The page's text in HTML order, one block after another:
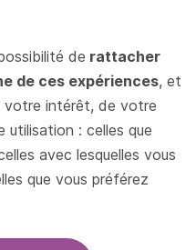
de rattacher
de ces expériences, et
votre intérêt, de votre
utilisation : celles que
avec lesquelles vous
que vous préférez